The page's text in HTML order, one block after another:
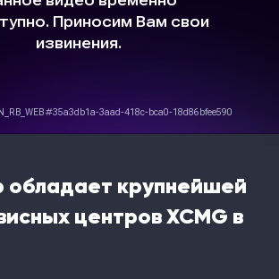
обладает крупнейшей
центров XCMG в